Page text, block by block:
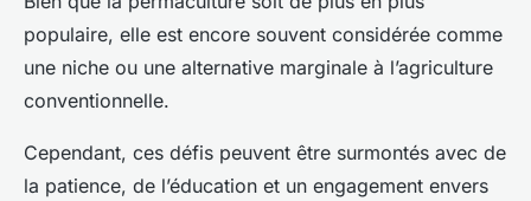
populaire, elle est encore souvent considérée comme
une niche ou une alternative marginale à l’agriculture
conventionnelle.
Cependant, ces défis peuvent être surmontés avec de
la patience, de l’éducation et un engagement envers